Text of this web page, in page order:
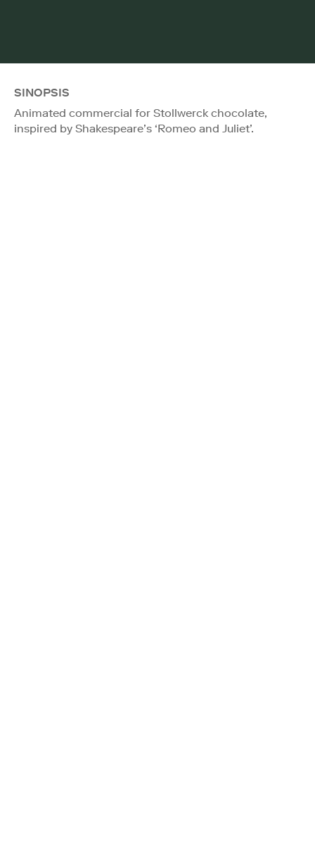
SINOPSIS
Animated commercial for Stollwerck chocolate,
inspired by Shakespeare’s ‘Romeo and Juliet’.